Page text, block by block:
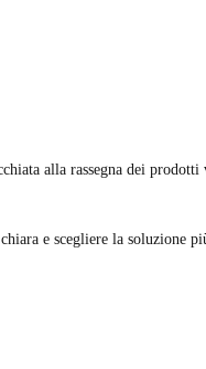
alla rassegna dei prodotti
e scegliere la soluzione